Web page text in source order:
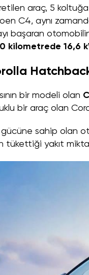
araç, 5
C4, aynı
başaran
kilometrede 16,6
bir modeli olan
bir araç olan
sahip olan
tükettiği yakıt